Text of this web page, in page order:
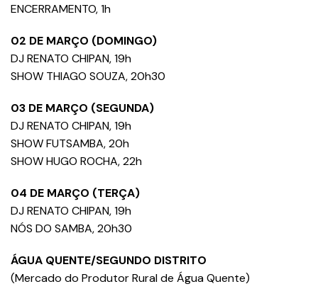
ENCERRAMENTO, 1h
02 DE MARÇO (DOMINGO)
DJ RENATO CHIPAN, 19h
SHOW THIAGO SOUZA, 20h30
03 DE MARÇO (SEGUNDA)
DJ RENATO CHIPAN, 19h
SHOW FUTSAMBA, 20h
SHOW HUGO ROCHA, 22h
04 DE MARÇO (TERÇA)
DJ RENATO CHIPAN, 19h
NÓS DO SAMBA, 20h30
ÁGUA QUENTE/SEGUNDO DISTRITO
(Mercado do Produtor Rural de Água Quente)